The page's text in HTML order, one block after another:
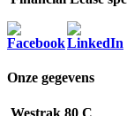
Onze gegevens
Westrak 80 C